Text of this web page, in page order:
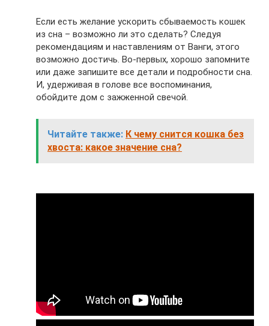
Если есть желание ускорить сбываемость кошек
из сна – возможно ли это сделать? Следуя
рекомендациям и наставлениям от Ванги, этого
возможно достичь. Во-первых, хорошо запомните
или даже запишите все детали и подробности сна.
И, удерживая в голове все воспоминания,
обойдите дом с зажженной свечой.
Читайте также: К чему снится кошка без
хвоста: какое значение сна?